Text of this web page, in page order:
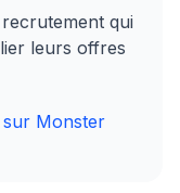
qui
leurs offres
Monster